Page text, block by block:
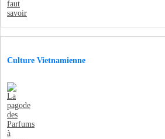
Culture Vietnamienne